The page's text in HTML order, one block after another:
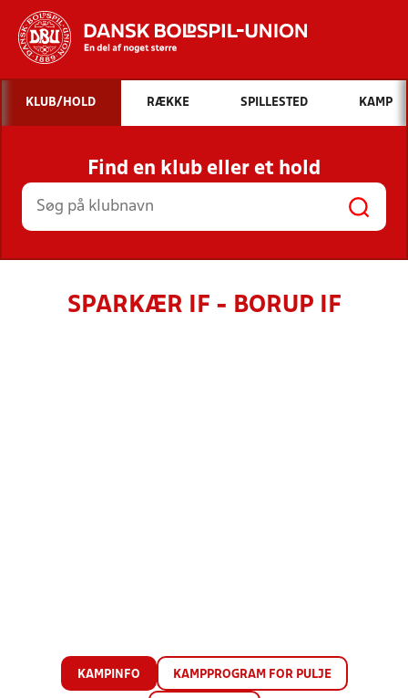
Hvad vil du søge efter?
INDHOLD OG NYHEDER
STILLINGER, RESULTATER, KLUBBER OG
HOLD
KLUB/HOLD RÆKKE SPILLESTED KAMP
Find en klub eller et hold
SPARKÆR IF - BORUP IF
KAMPINFO KAMPPROGRAM FOR PULJE